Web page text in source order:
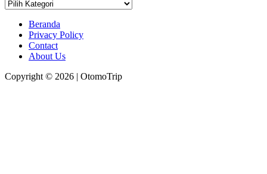
Kategori
Beranda
Privacy Policy
Contact
About Us
Copyright © 2026 | OtomoTrip